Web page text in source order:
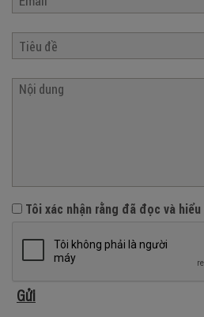
Tôi xác nhận rằng đã đọc và hiểu